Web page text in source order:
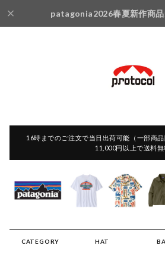
patagonia2026春夏新作商品
16時までのご注文で当日出荷可能（一部商品
11,000円以上で送料無
CATEGORY HAT